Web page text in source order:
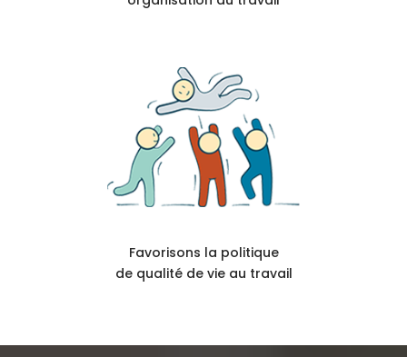
Favorisons la politique
de qualité de vie au travail